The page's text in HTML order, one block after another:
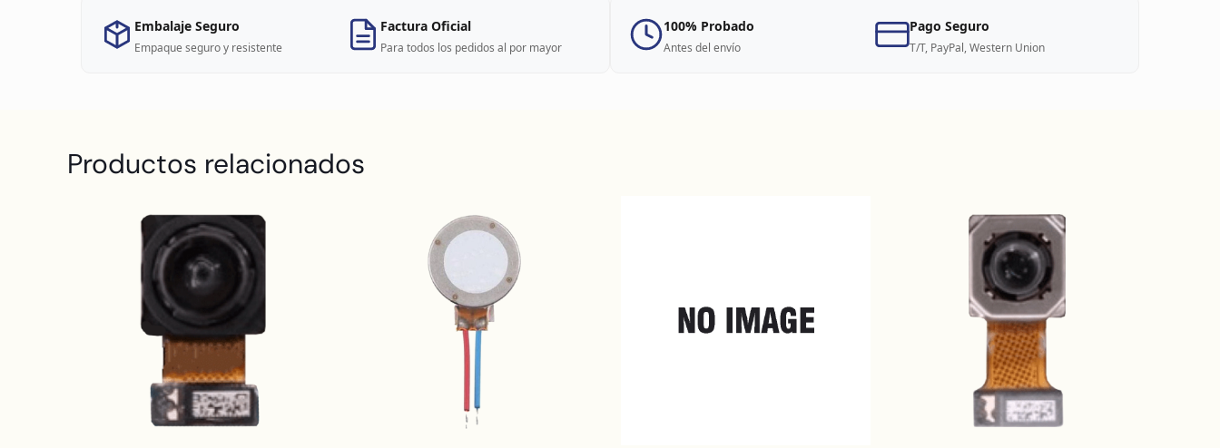
Embalaje Seguro
Empaque seguro y resistente
Factura Oficial
Para todos los pedidos al por mayor
100% Probado
Antes del envío
Pago Seguro
T/T, PayPal, Western Union
Productos relacionados